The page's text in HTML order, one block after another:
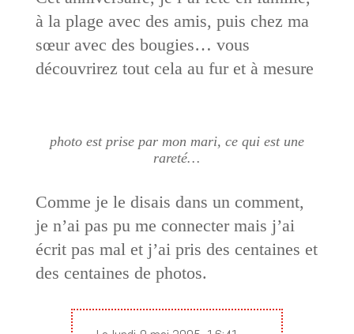
à la plage avec des amis, puis chez ma
sœur avec des bougies… vous
découvrirez tout cela au fur et à mesure
photo est prise par mon mari, ce qui est une
rareté…
Comme je le disais dans un comment,
je n’ai pas pu me connecter mais j’ai
écrit pas mal et j’ai pris des centaines et
des centaines de photos.